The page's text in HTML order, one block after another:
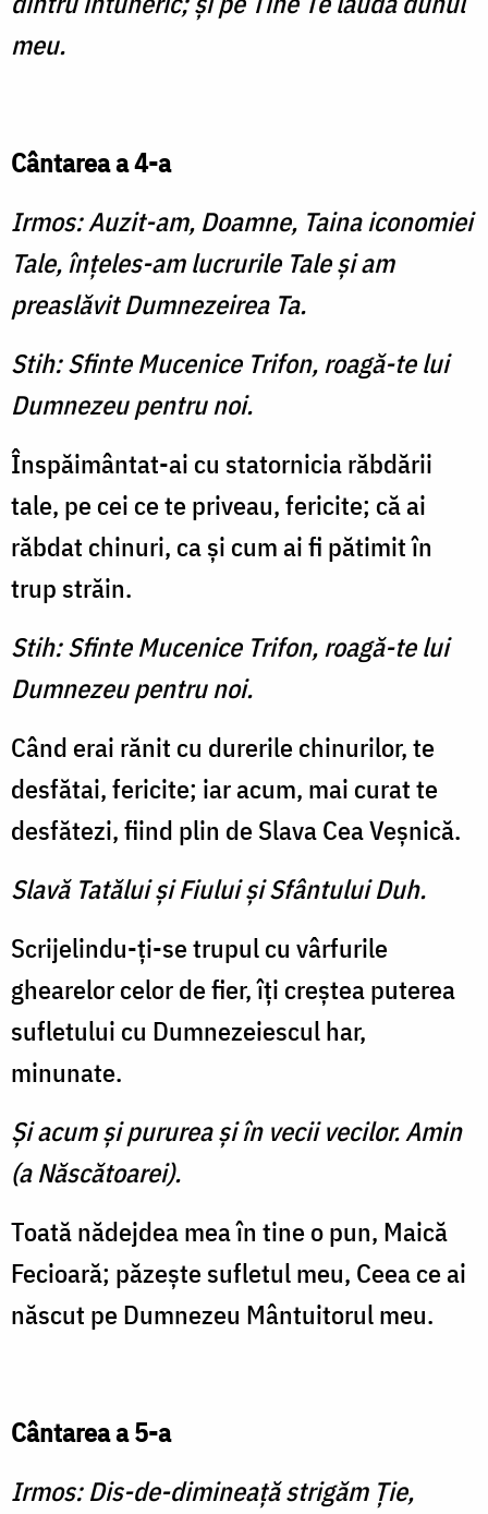
meu.
Cântarea a 4-a
Irmos: Auzit-am, Doamne, Taina iconomiei
Tale, înţeles-am lucrurile Tale şi am
preaslăvit Dumnezeirea Ta.
Stih: Sfinte Mucenice Trifon, roagă-te lui
Dumnezeu pentru noi.
Înspăimântat-ai cu statornicia răbdării
tale, pe cei ce te priveau, fericite; că ai
răbdat chinuri, ca şi cum ai fi pătimit în
trup străin.
Stih: Sfinte Mucenice Trifon, roagă-te lui
Dumnezeu pentru noi.
Când erai rănit cu durerile chinurilor, te
desfătai, fericite; iar acum, mai curat te
desfătezi, fiind plin de Slava Cea Veşnică.
Slavă Tatălui şi Fiului şi Sfântului Duh.
Scrijelindu-ţi-se trupul cu vârfurile
ghearelor celor de fier, îţi creştea puterea
sufletului cu Dumnezeiescul har,
minunate.
Şi acum şi pururea şi în vecii vecilor. Amin
(a Născătoarei).
Toată nădejdea mea în tine o pun, Maică
Fecioară; păzeşte sufletul meu, Ceea ce ai
născut pe Dumnezeu Mântuitorul meu.
Cântarea a 5-a
Irmos: Dis-de-dimineaţă strigăm Ţie,